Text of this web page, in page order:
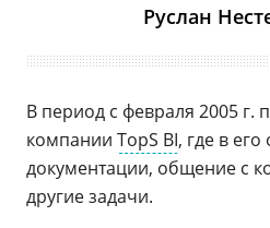
Руслан
В период с февраля 2005 г.
компании TopS BI, где в
документации, общение с
другие задачи.